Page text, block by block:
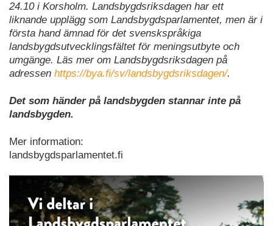
24.10 i Korsholm. Landsbygdsriksdagen har ett
liknande upplägg som Landsbygdsparlamentet, men är i
första hand ämnad för det svenskspråkiga
landsbygdsutvecklingsfältet för meningsutbyte och
umgänge. Läs mer om Landsbygdsriksdagen på
adressen https://bya.fi/sv/landsbygdsriksdagen/.
Det som händer på landsbygden stannar inte på
landsbygden.
Mer information:
landsbygdsparlamentet.fi